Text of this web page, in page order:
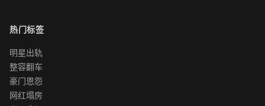
热门标签
明星出轨
整容翻车
豪门恩怨
网红塌房